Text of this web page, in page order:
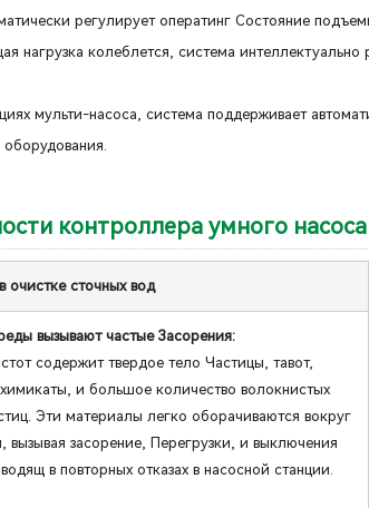
регулирует оператинг Состояние
нагрузка колеблется, система
мульти-насоса, система поддерживает
контроллера умного
очистке сточных вод
вызывают частые Засорения:
содержит твердое тело Частицы, тавот,
и большое количество волокнистых
Эти материалы легко оборачиваются вокруг
вызывая засорение, Перегрузки, и выключения
в повторных отказах в насосной станции.